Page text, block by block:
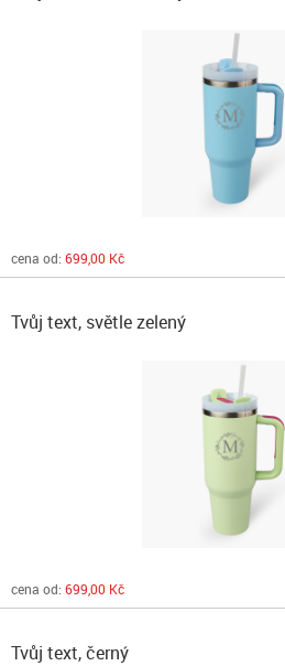
cena od: 699,00 Kč
Tvůj text, světle zelený
cena od: 699,00 Kč
Tvůj text, černý